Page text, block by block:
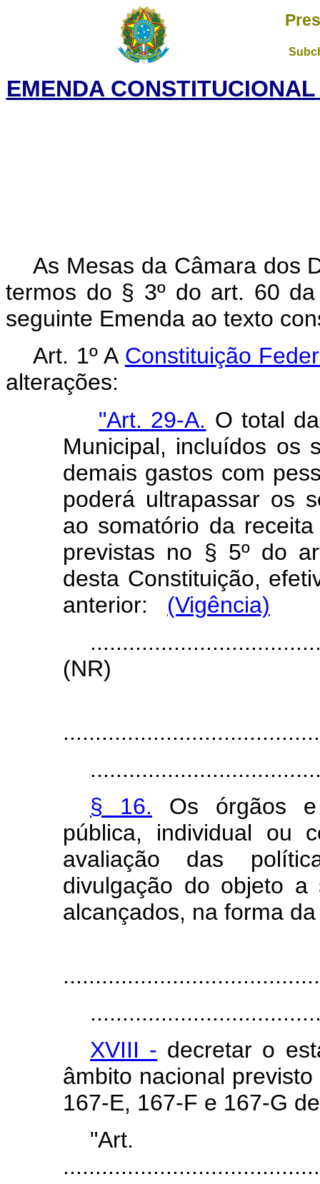
EMENDA
As Mesas da Câmara dos
termos do § 3º do art. 60
seguinte Emenda ao texto
Art. 1º A Constituição
alterações:
"Art. 29-A. O total
Municipal, incluídos os
demais gastos com
poderá ultrapassar os
ao somatório da
previstas no § 5º do
desta Constituição,
anterior: (Vigência)
(NR)
§ 16. Os órgãos e
pública, individual ou
avaliação das
divulgação do objeto
alcançados, na forma
XVIII - decretar o
âmbito nacional
167-E, 167-F e 167-G